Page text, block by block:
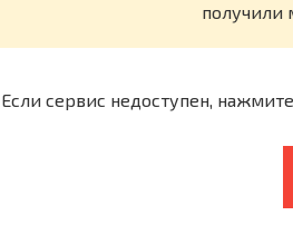
получили
Если сервис недоступен,